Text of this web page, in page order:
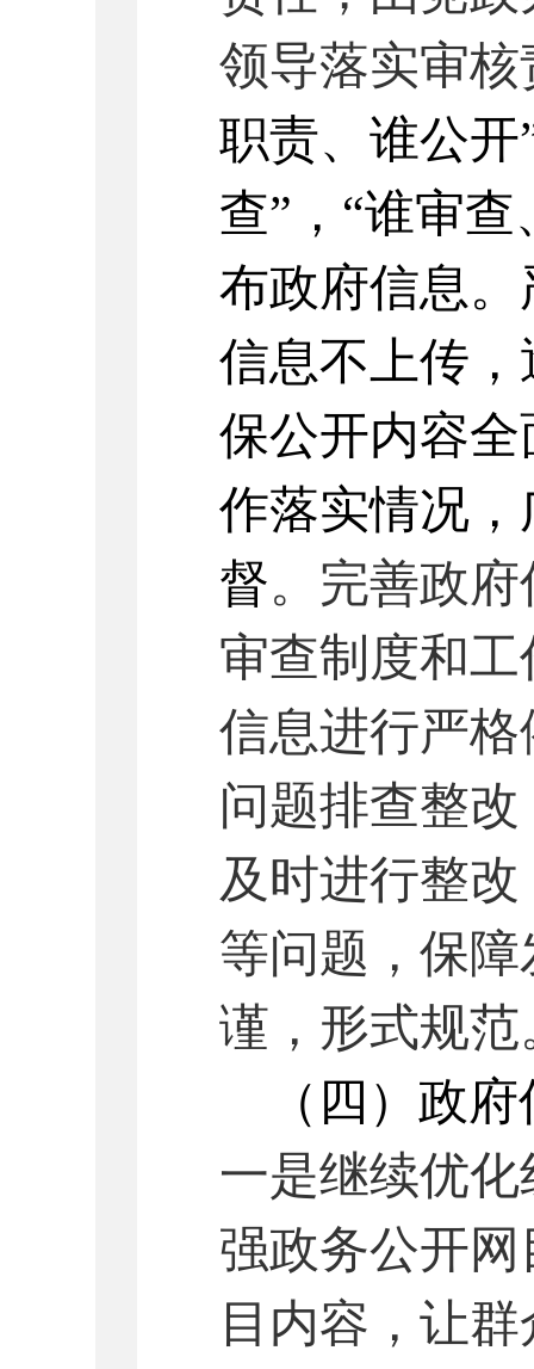
领导落实审核
职责、谁公开
查”，“谁审
布政府信息
信息不上传
保公开内容
作落实情况
督。 完善政
审查制度和
信息进行严
问题排查整
及时进行整
等问题，保
谨，形式规范
（四） 政府
一是继续优
强政务公开
目内容，让